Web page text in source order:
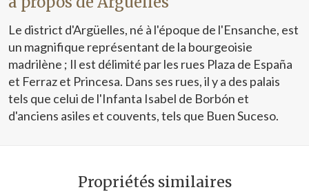
Le district d'Argüelles, né à l'époque de l'Ensanche, est
un magnifique représentant de la bourgeoisie
madrilène ; Il est délimité par les rues Plaza de España
et Ferraz et Princesa. Dans ses rues, il y a des palais
tels que celui de l'Infanta Isabel de Borbón et
d'anciens asiles et couvents, tels que Buen Suceso.
Propriétés similaires
Marketing et Publicité
Ces cookies sont utilisés pour stocker des informations sur
les préférences et les choix personnels de l'utilisateur
grâce à l'observation continue de ses habitudes de
navigation. Grâce à eux, nous pouvons connaître les
habitudes de navigation sur le site Web et afficher des
publicités liées au profil de navigation de l'utilisateur.